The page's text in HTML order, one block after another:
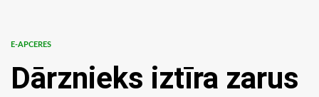
E-APCERES
Dārznieks iztīra zarus